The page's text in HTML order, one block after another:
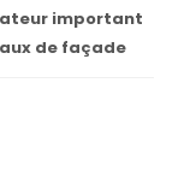
important
de façade